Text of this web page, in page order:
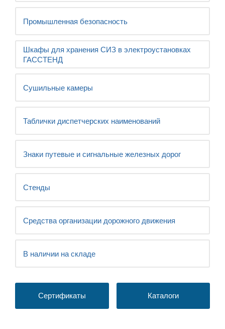
Промышленная безопасность
Шкафы для хранения СИЗ в электроустановках
ГАССТЕНД
Сушильные камеры
Таблички диспетчерских наименований
Знаки путевые и сигнальные железных дорог
Стенды
Средства организации дорожного движения
В наличии на складе
Сертификаты Каталоги